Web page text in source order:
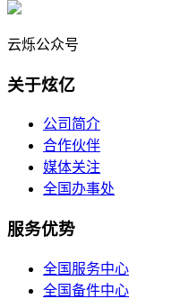
云烁公众号
关于炫亿
公司简介
合作伙伴
媒体关注
全国办事处
服务优势
全国服务中心
全国备件中心